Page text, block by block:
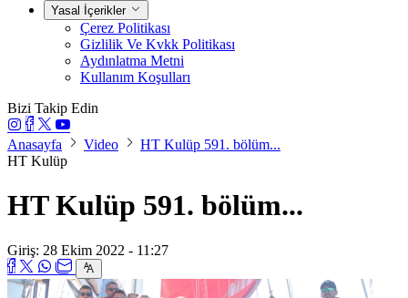
Yasal İçerikler
Çerez Politikası
Gizlilik Ve Kvkk Politikası
Aydınlatma Metni
Kullanım Koşulları
Bizi Takip Edin
Anasayfa Video
HT Kulüp 591. bölüm...
HT Kulüp
HT Kulüp 591. bölüm...
Giriş: 28 Ekim 2022 - 11:27